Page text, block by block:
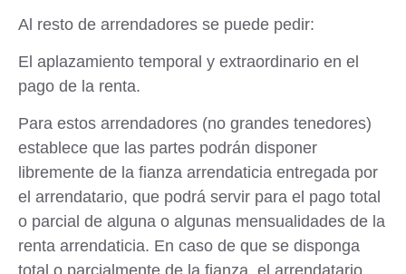
Al resto de arrendadores se puede pedir:
El aplazamiento temporal y extraordinario en el
pago de la renta.
Para estos arrendadores (no grandes tenedores)
establece que las partes podrán disponer
libremente de la fianza arrendaticia entregada por
el arrendatario, que podrá servir para el pago total
o parcial de alguna o algunas mensualidades de la
renta arrendaticia. En caso de que se disponga